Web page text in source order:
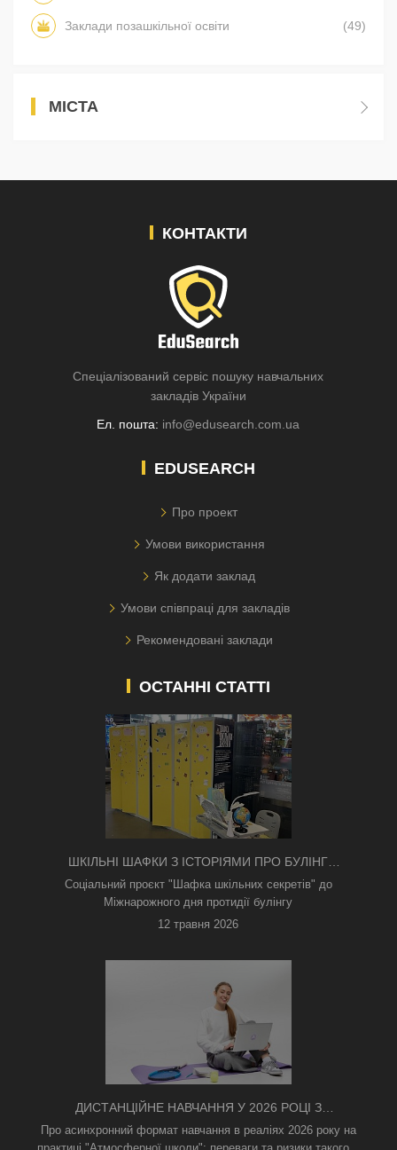
Заклади позашкільної освіти (49)
МІСТА
КОНТАКТИ
Спеціалізований сервіс пошуку навчальних
закладів України
Ел. пошта: info@edusearch.com.ua
EDUSEARCH
Про проект
Умови використання
Як додати заклад
Умови співпраці для закладів
Рекомендовані заклади
ОСТАННІ СТАТТІ
ШКІЛЬНІ ШАФКИ З ІСТОРІЯМИ ПРО БУЛІНГ
З'ЯВИЛИСЯ В КИЄВІ
Соціальний проєкт "Шафка шкільних секретів" до
Міжнарожного дня протидії булінгу
12 травня 2026
ДИСТАНЦІЙНЕ НАВЧАННЯ У 2026 РОЦІ З
ТРИВОГАМИ ТА БЕЗ СВІТЛА: ЯК АСИНХРОННИЙ
ФОРМАТ РЯТУЄ ОСВІТНІЙ ПРОЦЕС
Про асинхронний формат навчання в реаліях 2026 року на